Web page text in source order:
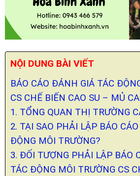
NỘI DUNG BÀI VIẾT
BÁO CÁO ĐÁNH GIÁ TÁC
CS CHẾ BIẾN CAO SU – MỦ
1. TỔNG QUAN THỊ TRƯỜNG
2. TẠI SAO PHẢI LẬP BÁO
ĐỘNG MÔI TRƯỜNG?
3. ĐỐI TƯỢNG PHẢI LẬP BÁO
TÁC ĐỘNG MÔI TRƯỜNG CS